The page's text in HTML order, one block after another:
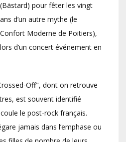
(Bästard) pour fêter les vingt
ans d’un autre mythe (le
Confort Moderne de Poitiers),
lors d’un concert événement en
Off", dont on retrouve
est souvent identifié
le post-rock français.
jamais dans l’emphase ou